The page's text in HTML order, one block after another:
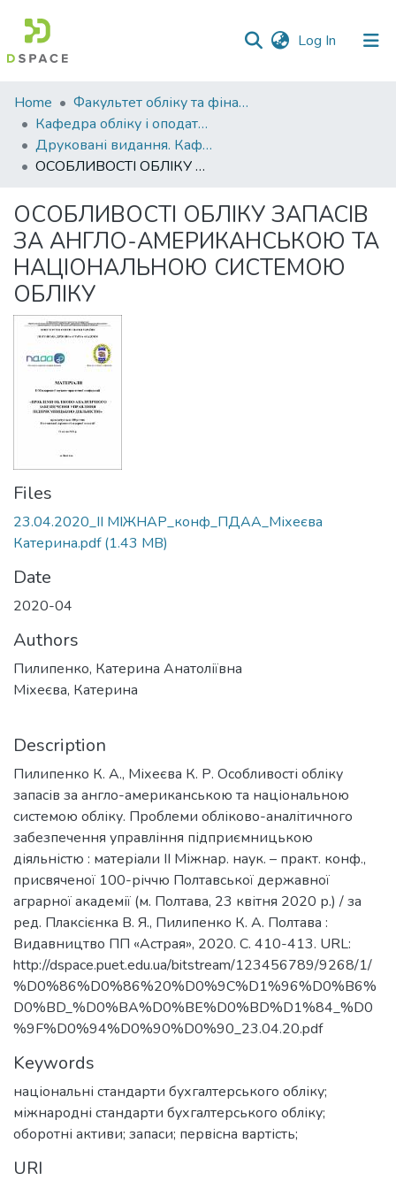
Log In (current)
Communities
&
Collections
All of DSpace
Statistics
Home
Факультет обліку та фінансів
Кафедра обліку і оподаткування
Друковані видання. Кафедра обліку і оподаткування
ОСОБЛИВОСТІ ОБЛІКУ ЗАПАСІВ ЗА АНГЛО-АМЕРИКАНСЬКОЮ ТА НАЦІОНАЛЬНОЮ СИСТЕМОЮ ОБЛІКУ
ОСОБЛИВОСТІ ОБЛІКУ ЗАПАСІВ
ЗА АНГЛО-АМЕРИКАНСЬКОЮ ТА
НАЦІОНАЛЬНОЮ СИСТЕМОЮ
ОБЛІКУ
Files
23.04.2020_ІІ МІЖНАР_конф_ПДАА_Міхеєва
Катерина.pdf(1.43 MB)
Date
2020-04
Authors
Пилипенко, Катерина Анатоліївна
Міхеєва, Катерина
Description
Пилипенко К. А., Міхеєва К. Р. Особливості обліку
запасів за англо-американською та національною
системою обліку. Проблеми обліково-аналітичного
забезпечення управління підприємницькою
діяльністю : матеріали ІІ Міжнар. наук. – практ. конф.,
присвяченої 100-річчю Полтавської державної
аграрної академії (м. Полтава, 23 квітня 2020 р.) / за
ред. Плаксієнка В. Я., Пилипенко К. А. Полтава :
Видавництво ПП «Астрая», 2020. С. 410-413. URL:
http://dspace.puet.edu.ua/bitstream/123456789/9268/1/
%D0%86%D0%86%20%D0%9C%D1%96%D0%B6%
D0%BD_%D0%BA%D0%BE%D0%BD%D1%84_%D0
%9F%D0%94%D0%90%D0%90_23.04.20.pdf
Keywords
національні стандарти бухгалтерського обліку;
міжнародні стандарти бухгалтерського обліку;
оборотні активи; запаси; первісна вартість;
URI